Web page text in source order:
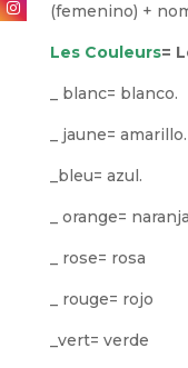
(femenino) +
Les Couleurs=
_ blanc= blanco.
_ jaune= amarillo.
_bleu= azul.
_ orange= naranja
_ rose= rosa
_ rouge= rojo
_vert= verde